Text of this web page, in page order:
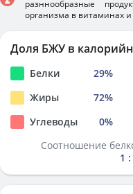
разннообразные
организма в витаминах
Доля БЖУ в
Белки 29%
Жиры
72%
Углеводы
0%
Соотношение
1